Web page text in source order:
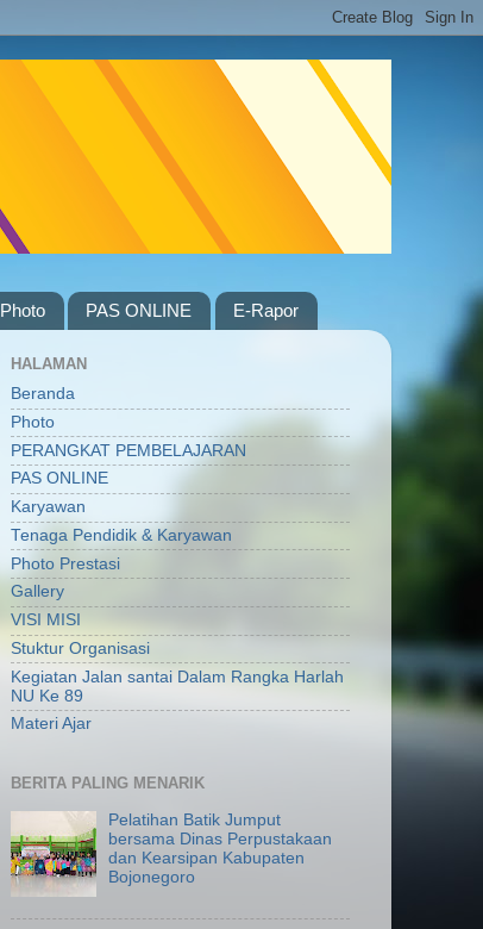
Photo PAS ONLINE E-Rapor
HALAMAN
Beranda
Photo
PERANGKAT PEMBELAJARAN
PAS ONLINE
Karyawan
Tenaga Pendidik & Karyawan
Photo Prestasi
Gallery
VISI MISI
Stuktur Organisasi
Kegiatan Jalan santai Dalam Rangka Harlah
NU Ke 89
Materi Ajar
BERITA PALING MENARIK
Pelatihan Batik Jumput
bersama Dinas Perpustakaan
dan Kearsipan Kabupaten
Bojonegoro